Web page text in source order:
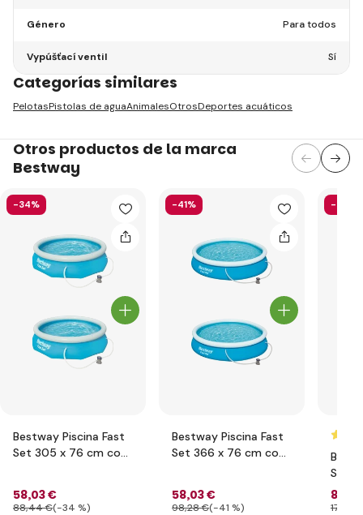
Género Para todos
Vypúšťací ventil Sí
Categorías similares
PelotasPistolas de aguaAnimalesOtrosDeportes acuáticos
Otros productos de la marca
Bestway
-34%
Bestway Piscina Fast
Set 305 x 76 cm con
58,03 €
88,44 €(-34 %)
-41%
Bestway Piscina Fast
Set 366 x 76 cm con
58,03 €
98,28 €(-41 %)
-52%
Set
84
176